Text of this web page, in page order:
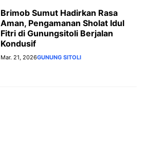
Brimob Sumut Hadirkan Rasa
Aman, Pengamanan Sholat Idul
Fitri di Gunungsitoli Berjalan
Kondusif
Mar. 21, 2026GUNUNG SITOLI